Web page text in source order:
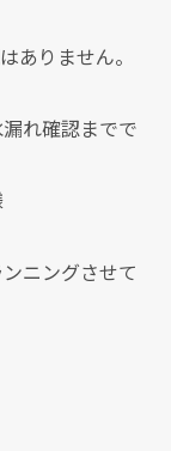
ありません。
れ確認までで
ニングさせて